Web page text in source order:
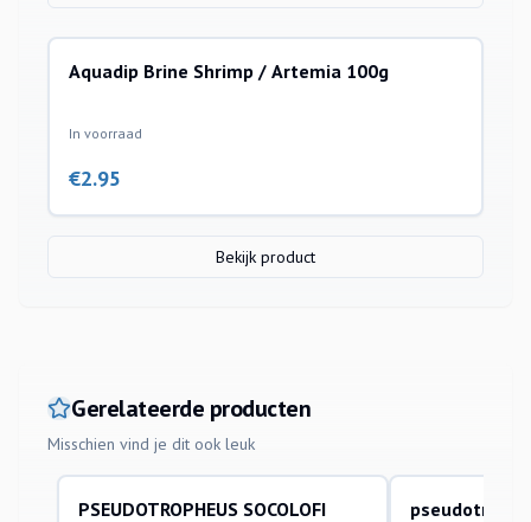
Aquadip Brine Shrimp / Artemia 100g
In voorraad
€2.95
Bekijk product
Gerelateerde producten
Misschien vind je dit ook leuk
aquariumvissen
PSEUDOTROPHEUS SOCOLOFI
aquariumvissen